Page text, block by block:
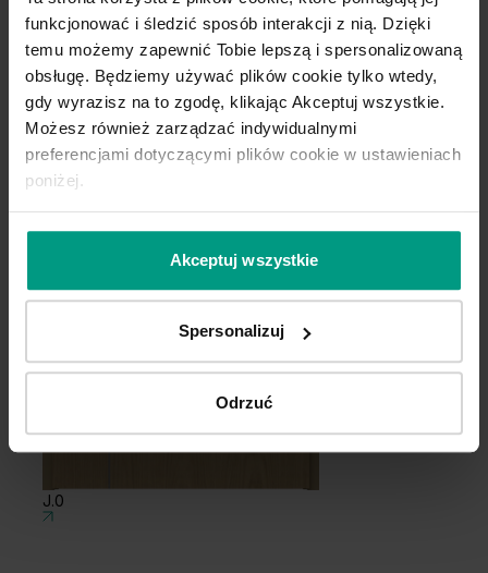
funkcjonować i śledzić sposób interakcji z nią. Dzięki
temu możemy zapewnić Tobie lepszą i spersonalizowaną
obsługę. Będziemy używać plików cookie tylko wtedy,
gdy wyrazisz na to zgodę, klikając Akceptuj wszystkie.
Możesz również zarządzać indywidualnymi
preferencjami dotyczącymi plików cookie w ustawieniach
poniżej.
Akceptuj wszystkie
Spersonalizuj
Odrzuć
Szary Przykurzony Szary Piaskowy
Dąb Matowy
Dąb Biały Czarny
J.0